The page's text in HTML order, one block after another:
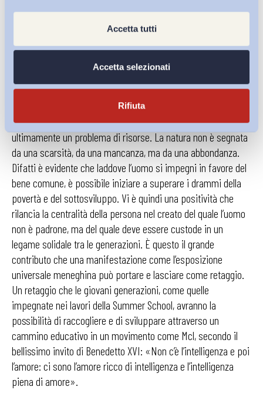
Accetta tutti
Accetta selezionati
Rifiuta
la centralità della persona nel creato e la “bontà” stessa del
creato. Sono due aspetti culturali fondativi che sono stati
declinati sia negli approfondimenti accademici che nelle
testimonianze che sono state proposte per una riflessione
capace di salvare il giusto rapporto tra l’uomo e il creato.
Affrontando le grandi sfide dello sviluppo, della povertà, della
fame e della sete è emerso come il problema non sia
ultimamente un problema di risorse. La natura non è segnata
da una scarsità, da una mancanza, ma da una abbondanza.
Difatti è evidente che laddove l’uomo si impegni in favore del
bene comune, è possibile iniziare a superare i drammi della
povertà e del sottosviluppo. Vi è quindi una positività che
rilancia la centralità della persona nel creato del quale l’uomo
non è padrone, ma del quale deve essere custode in un
legame solidale tra le generazioni. È questo il grande
contributo che una manifestazione come l’esposizione
universale meneghina può portare e lasciare come retaggio.
Un retaggio che le giovani generazioni, come quelle
impegnate nei lavori della Summer School, avranno la
possibilità di raccogliere e di sviluppare attraverso un
cammino educativo in un movimento come Mcl, secondo il
bellissimo invito di Benedetto XVI: «Non c’è l’intelligenza e poi
l’amore: ci sono l’amore ricco di intelligenza e l’intelligenza
piena di amore».